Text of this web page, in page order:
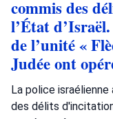
commis des
l’État
de l’unité «
Judée ont
La police
des délits